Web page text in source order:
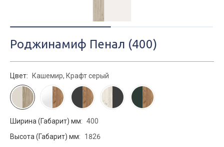
Роджинамиф Пенал (400)
Цвет: Кашемир, Крафт серый
Ширина (Габарит) мм: 400
Высота (Габарит) мм:
1826